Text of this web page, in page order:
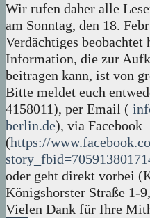
Wir rufen daher alle
am Sonntag, den 18.
Verdächtiges beobachtet
Information, die zur
beitragen kann, ist von
Bitte meldet euch
4158011), per Email (
berlin.de), via Facebook
(https://
oder geht direkt vorbei
Königshorster Straße 1-
Vielen Dank für Ihre